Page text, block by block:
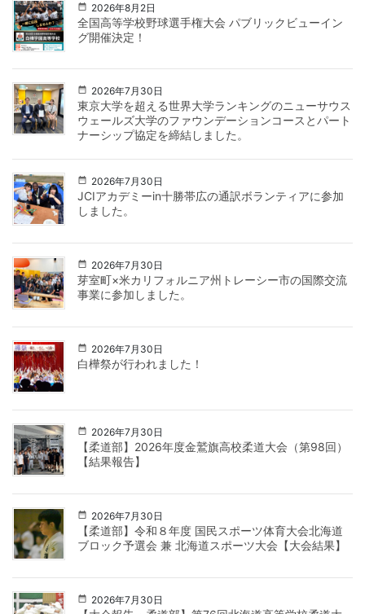
2026年8月2日
全国高等学校野球選手権大会 パブリックビューイン
グ開催決定！
2026年7月30日
東京大学を超える世界大学ランキングのニューサウス
ウェールズ大学のファウンデーションコースとパート
ナーシップ協定を締結しました。
2026年7月30日
JCIアカデミーin十勝帯広の通訳ボランティアに参加
しました。
2026年7月30日
芽室町×米カリフォルニア州トレーシー市の国際交流
事業に参加しました。
2026年7月30日
白樺祭が行われました！
2026年7月30日
【柔道部】2026年度金鷲旗高校柔道大会（第98回）
【結果報告】
2026年7月30日
【柔道部】令和８年度 国民スポーツ体育大会北海道
ブロック予選会 兼 北海道スポーツ大会【大会結果】
2026年7月30日